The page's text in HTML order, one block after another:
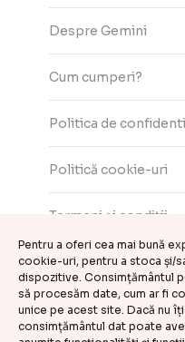
Pentru a oferi cea mai bună
cookie-uri, pentru a stoca și/
dispozitive. Consimțământul
să procesăm date, cum ar fi
unice pe acest site. Dacă nu
consimțământul dat poate
Despre Gemini
Cum cumperi?
Politica de
Politică cookie-uri
Termeni și condiții
Contact
ANPC